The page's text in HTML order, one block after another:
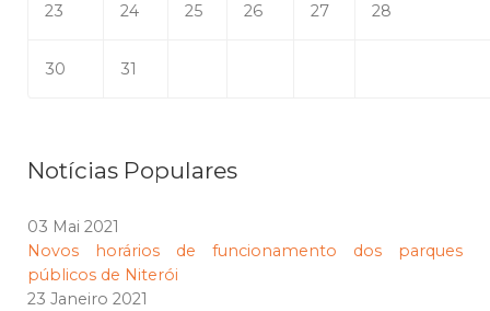
23 24 25 26 27 28
30 31
Notícias Populares
03 Mai 2021
Novos horários de funcionamento dos parques
públicos de Niterói
23 Janeiro 2021